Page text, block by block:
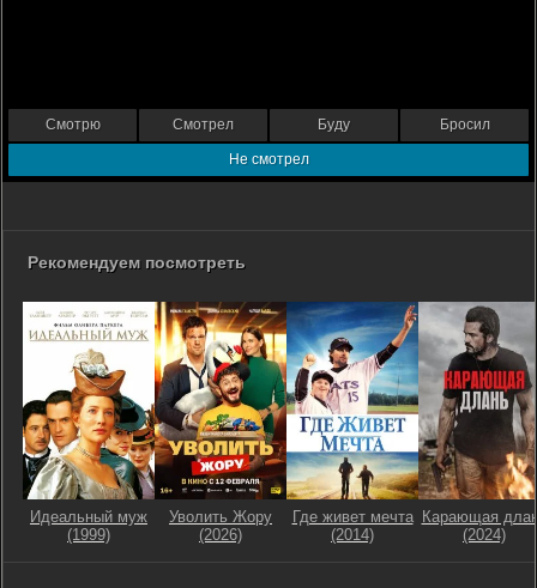
Смотрю Смотрел Буду Бросил
Не смотрел
Рекомендуем посмотреть
Идеальный муж
(1999)
Уволить Жору
(2026)
Где живет мечта
(2014)
Карающая
(2024)